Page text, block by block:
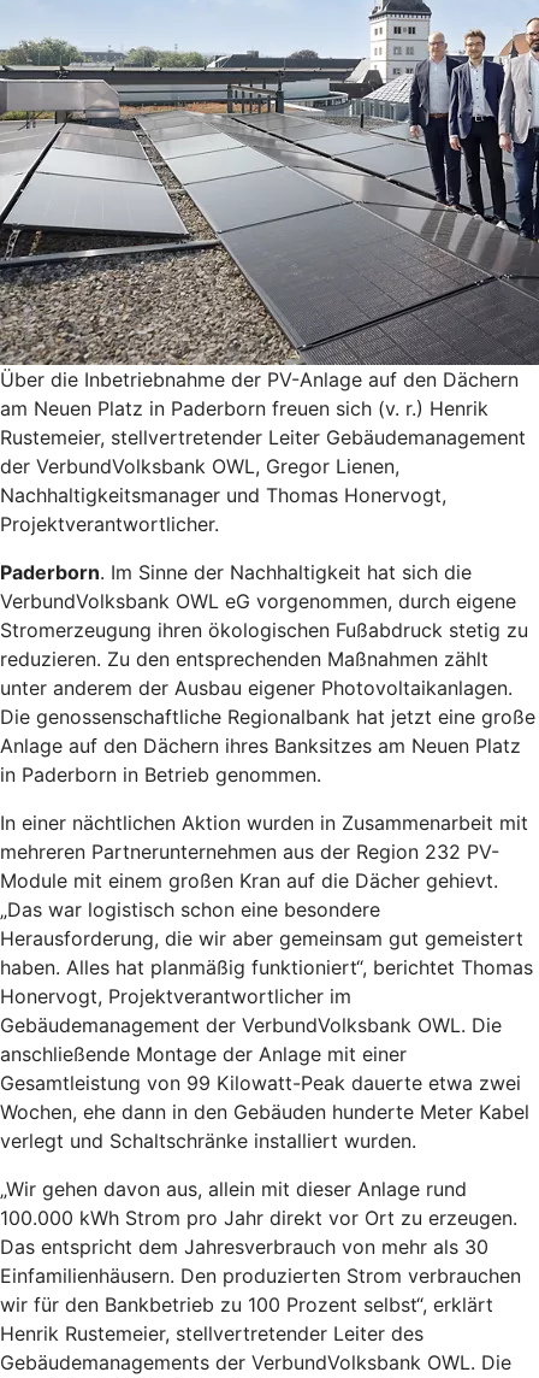
Über die Inbetriebnahme der PV-Anlage auf den Dächern
am Neuen Platz in Paderborn freuen sich (v. r.) Henrik
Rustemeier, stellvertretender Leiter Gebäudemanagement
der VerbundVolksbank OWL, Gregor Lienen,
Nachhaltigkeitsmanager und Thomas Honervogt,
Projektverantwortlicher.
Paderborn. Im Sinne der Nachhaltigkeit hat sich die
VerbundVolksbank OWL eG vorgenommen, durch eigene
Stromerzeugung ihren ökologischen Fußabdruck stetig zu
reduzieren. Zu den entsprechenden Maßnahmen zählt
unter anderem der Ausbau eigener Photovoltaikanlagen.
Die genossenschaftliche Regionalbank hat jetzt eine große
Anlage auf den Dächern ihres Banksitzes am Neuen Platz
in Paderborn in Betrieb genommen.
In einer nächtlichen Aktion wurden in Zusammenarbeit mit
mehreren Partnerunternehmen aus der Region 232 PV-
Module mit einem großen Kran auf die Dächer gehievt.
„Das war logistisch schon eine besondere
Herausforderung, die wir aber gemeinsam gut gemeistert
haben. Alles hat planmäßig funktioniert“, berichtet Thomas
Honervogt, Projektverantwortlicher im
Gebäudemanagement der VerbundVolksbank OWL. Die
anschließende Montage der Anlage mit einer
Gesamtleistung von 99 Kilowatt-Peak dauerte etwa zwei
Wochen, ehe dann in den Gebäuden hunderte Meter Kabel
verlegt und Schaltschränke installiert wurden.
„Wir gehen davon aus, allein mit dieser Anlage rund
100.000 kWh Strom pro Jahr direkt vor Ort zu erzeugen.
Das entspricht dem Jahresverbrauch von mehr als 30
Einfamilienhäusern. Den produzierten Strom verbrauchen
wir für den Bankbetrieb zu 100 Prozent selbst“, erklärt
Henrik Rustemeier, stellvertretender Leiter des
Gebäudemanagements der VerbundVolksbank OWL. Die